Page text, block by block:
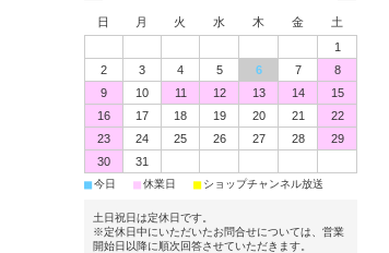
日 月 火 水 木 金
土
1
2
3 4 5 6 7
8
9
10 11 12 13 14
15
16
17 18 19 20 21
22
23
24 25 26 27 28
29
30
31
■今日 ■休業日 ■ ショップチャンネル放送
土日祝日は定休日です。
※定休日中にいただいたお問合せについては、営業
開始日以降に順次回答させていただきます。